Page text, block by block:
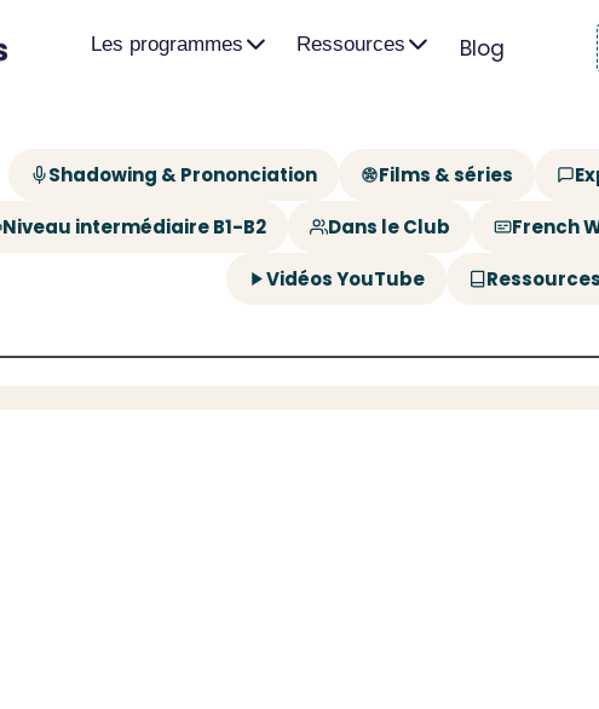
Les programmes Ressources Blog
Shadowing & Prononciation Films & séries
Niveau intermédiaire B1-B2 Dans le Club French
Vidéos YouTube Ressources